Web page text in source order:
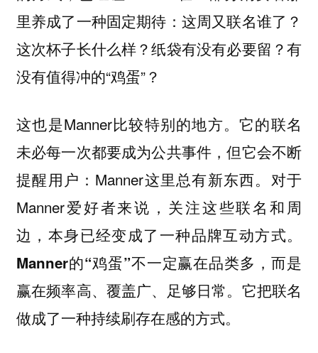
里养成了一种固定期待： 这周又联名谁了？
这次杯子长什么样？纸袋有没有必要留？有
没有值得冲的“鸡蛋”？
这也是Manner比较特别的地方。它的联名
未必每一次都要成为公共事件，但它会不断
提醒用户：Manner这里总有新东西。对于
Manner爱好者来说，关注这些联名和周
边，本身已经变成了一种品牌互动方式。
Manner的“鸡蛋”不一定赢在品类多，而是
赢在频率高、覆盖广、足够日常。它把联名
做成了一种持续刷存在感的方式。